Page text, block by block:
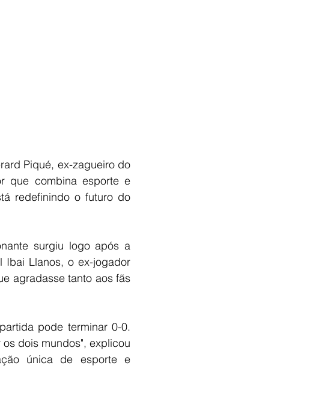
Piqué, ex-zagueiro do
que combina esporte e
redefinindo o futuro do
surgiu logo após a
Ibai Llanos, o ex-jogador
agradasse tanto aos fãs
pode terminar 0-0.
dois mundos", explicou
única de esporte e